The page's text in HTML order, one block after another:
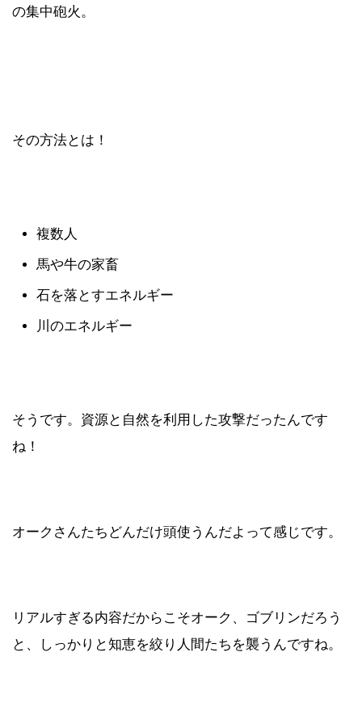
の集中砲火。
その方法とは！
複数人
馬や牛の家畜
石を落とすエネルギー
川のエネルギー
そうです。資源と自然を利用した攻撃だったんです
ね！
オークさんたちどんだけ頭使うんだよって感じです。
リアルすぎる内容だからこそオーク、ゴブリンだろう
と、しっかりと知恵を絞り人間たちを襲うんですね。